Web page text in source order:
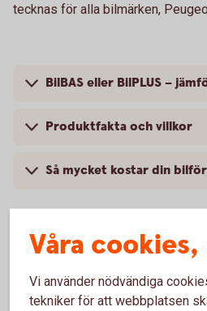
tecknas för alla bilmärken,
BilBAS eller BilPLUS –
Produktfakta och villkor
Så mycket kostar din
Vanliga frågor om
Peugeot
Våra
Vi använder nödvändiga
tekniker för att webbplatsen